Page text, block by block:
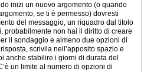
inizi un nuovo argomento (o quando
se ti è permesso) dovresti
del messaggio, un riquadro dal titolo
probabilmente non hai il diritto di creare
il sondaggio e almeno due opzioni di
scrivila nell’apposito spazio e
anche stabilire i giorni di durata del
un limite al numero di opzioni di